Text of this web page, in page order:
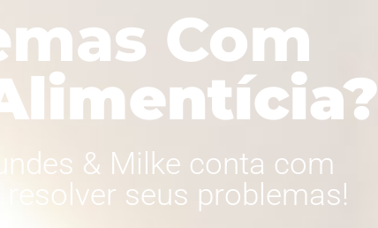
Com
& Milke conta com
seus problemas!